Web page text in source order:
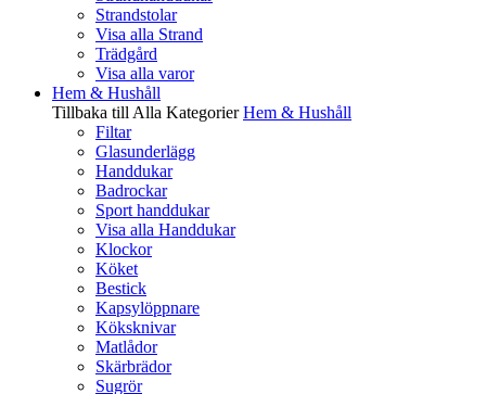
Strandstolar
Visa alla Strand
Trädgård
Visa alla varor
Hem & Hushåll
Tillbaka till Alla Kategorier Hem & Hushåll
Filtar
Glasunderlägg
Handdukar
Badrockar
Sport handdukar
Visa alla Handdukar
Klockor
Köket
Bestick
Kapsylöppnare
Köksknivar
Matlådor
Skärbrädor
Sugrör